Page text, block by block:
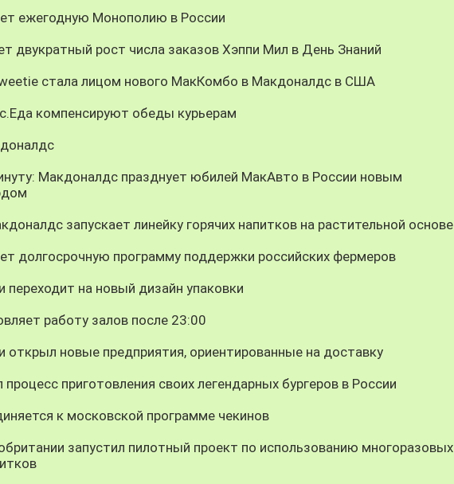
ежегодную Монополию в России
двукратный рост числа заказов Хэппи Мил в День Знаний
стала лицом нового МакКомбо в Макдоналдс в США
компенсируют обеды курьерам
Макдоналдс празднует юбилей МакАвто в России новым
запускает линейку горячих напитков на растительной основе
долгосрочную программу поддержки российских фермеров
на новый дизайн упаковки
работу залов после 23:00
открыл новые предприятия, ориентированные на доставку
приготовления своих легендарных бургеров в России
к московской программе чекинов
запустил пилотный проект по использованию многоразовых